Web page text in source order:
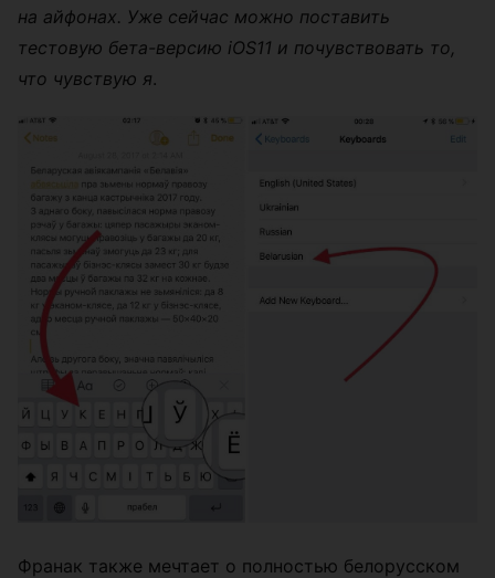
на айфонах. Уже сейчас можно поставить
тестовую бета-версию iOS11 и почувствовать то,
что чувствую я.
Франак также мечтает о полностью белорусском